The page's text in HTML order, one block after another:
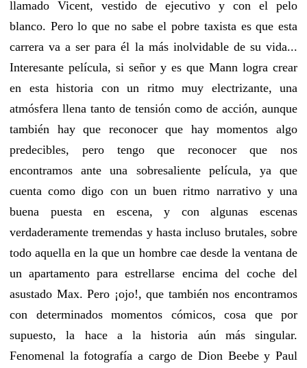
llamado Vicent, vestido de ejecutivo y con el pelo
blanco. Pero lo que no sabe el pobre taxista es que esta
carrera va a ser para él la más inolvidable de su vida...
Interesante película, si señor y es que Mann logra crear
en esta historia con un ritmo muy electrizante, una
atmósfera llena tanto de tensión como de acción, aunque
también hay que reconocer que hay momentos algo
predecibles, pero tengo que reconocer que nos
encontramos ante una sobresaliente película, ya que
cuenta como digo con un buen ritmo narrativo y una
buena puesta en escena, y con algunas escenas
verdaderamente tremendas y hasta incluso brutales, sobre
todo aquella en la que un hombre cae desde la ventana de
un apartamento para estrellarse encima del coche del
asustado Max. Pero ¡ojo!, que también nos encontramos
con determinados momentos cómicos, cosa que por
supuesto, la hace a la historia aún más singular.
Fenomenal la fotografía a cargo de Dion Beebe y Paul